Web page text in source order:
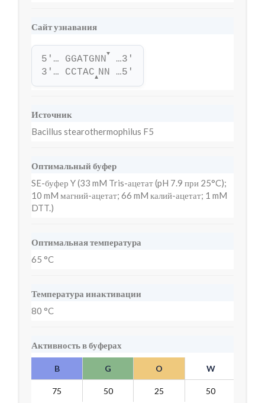
Сайт узнавания
5'… GGATGNN
▼
…3'
3'… CCTAC▲NN …5'
Источник
Bacillus stearothermophilus F5
Оптимальный буфер
SE-буфер Y (33 mM Tris-ацетат (pH 7.9 при 25°C);
10 mM магний-ацетат; 66 mM калий-ацетат; 1 mM
DTT.)
Оптимальная температура
65 °C
Температура инактивации
80 °C
Активность в буферах
B G O W
75 50 25 50